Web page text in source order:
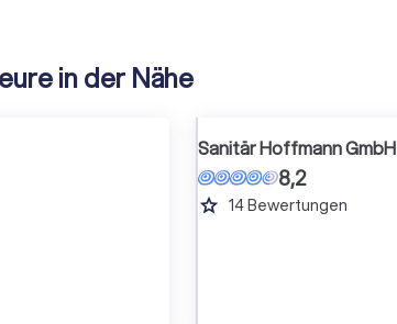
in der Nähe
Sanitär Hoffmann GmbH
8,2
grade 14Bewertungen